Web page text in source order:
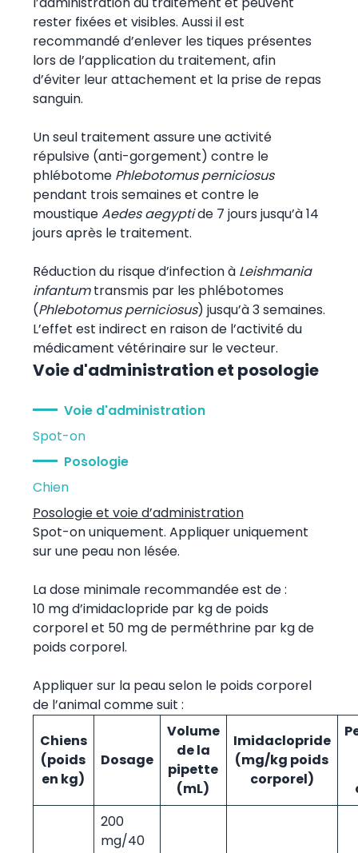
rester fixées et visibles. Aussi il est
recommandé d’enlever les tiques présentes
lors de l’application du traitement, afin
d’éviter leur attachement et la prise de repas
sanguin.
Un seul traitement assure une activité
répulsive (anti-gorgement) contre le
phlébotome Phlebotomus perniciosus
pendant trois semaines et contre le
moustiqueAedes aegyptide 7 jours jusqu’à 14
jours après le traitement.
Réduction du risque d’infection à Leishmania
infantumtransmis par les phlébotomes
(Phlebotomus perniciosus) jusqu’à 3 semaines.
L’effet est indirect en raison de l’activité du
médicament vétérinaire sur le vecteur.
Voie d'administration et posologie
Voie d'administration
Spot-on
Posologie
Chien
Posologie et voie d’administration
Spot-on uniquement. Appliquer uniquement
sur une peau non lésée.
La dose minimale recommandée est de :
10 mg d’imidaclopride par kg de poids
corporel et 50 mg de perméthrine par kg de
poids corporel.
Appliquer sur la peau selon le poids corporel
de l’animal comme suit :
Chiens
(poids
en kg)
Dosage
Volume
de la
pipette
(mL)
Imidaclopride
(mg/kg poids
corporel)
200
mg/40